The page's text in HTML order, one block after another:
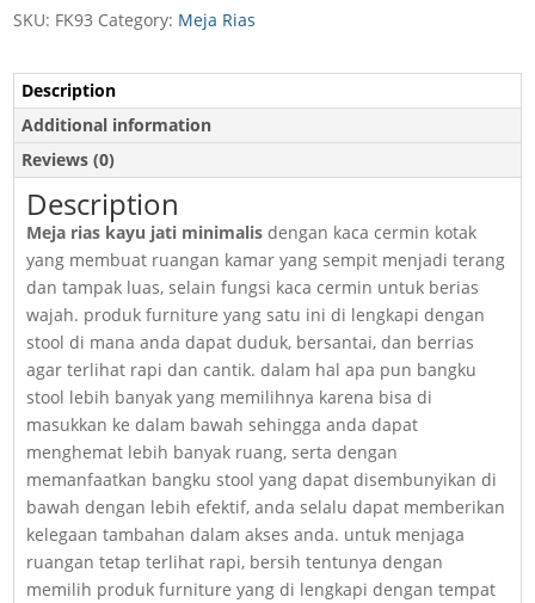
Kayu
Minimalis
quantity
SKU: FK93 Category: Meja Rias
Description
Additional information
Reviews (0)
Description
Meja rias kayu jati minimalis dengan kaca cermin kotak
yang membuat ruangan kamar yang sempit menjadi terang
dan tampak luas, selain fungsi kaca cermin untuk berias
wajah. produk furniture yang satu ini di lengkapi dengan
stool di mana anda dapat duduk, bersantai, dan berrias
agar terlihat rapi dan cantik. dalam hal apa pun bangku
stool lebih banyak yang memilihnya karena bisa di
masukkan ke dalam bawah sehingga anda dapat
menghemat lebih banyak ruang, serta dengan
memanfaatkan bangku stool yang dapat disembunyikan di
bawah dengan lebih efektif, anda selalu dapat memberikan
kelegaan tambahan dalam akses anda. untuk menjaga
ruangan tetap terlihat rapi, bersih tentunya dengan
memilih produk furniture yang di lengkapi dengan tempat